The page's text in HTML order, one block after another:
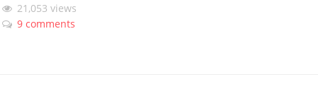
21,053 views
9 comments